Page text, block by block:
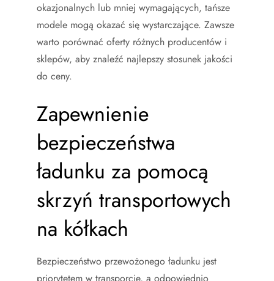
okazjonalnych lub mniej wymagających, tańsze
modele mogą okazać się wystarczające. Zawsze
warto porównać oferty różnych producentów i
sklepów, aby znaleźć najlepszy stosunek jakości
do ceny.
Zapewnienie
bezpieczeństwa
ładunku za pomocą
skrzyń transportowych
na kółkach
Bezpieczeństwo przewożonego ładunku jest